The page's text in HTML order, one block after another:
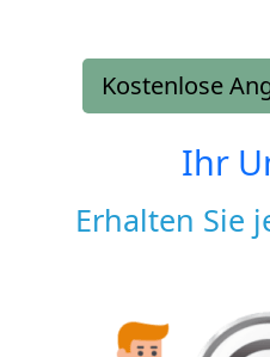
Kostenlose
Ihr
Erhalten Sie